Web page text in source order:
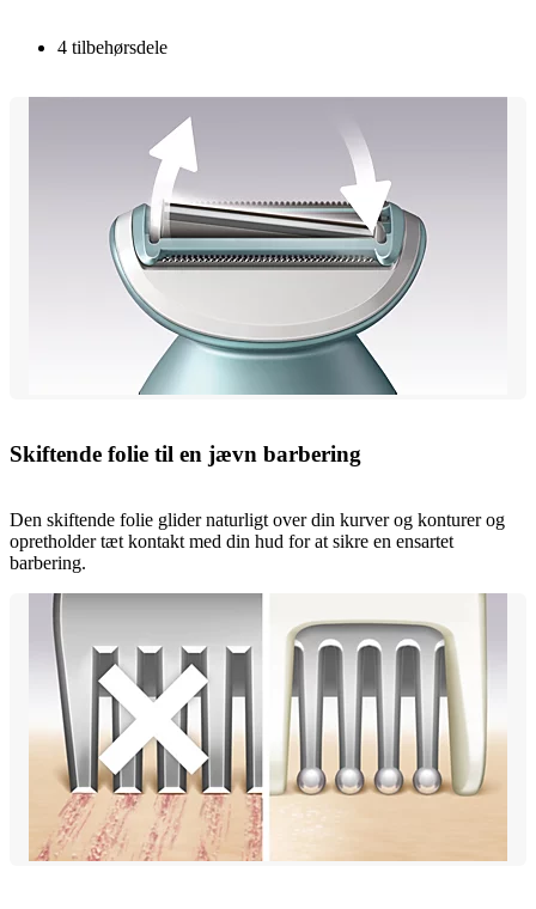
4 tilbehørsdele
Skiftende folie til en jævn barbering
Den skiftende folie glider naturligt over din kurver og konturer og
opretholder tæt kontakt med din hud for at sikre en ensartet
barbering.